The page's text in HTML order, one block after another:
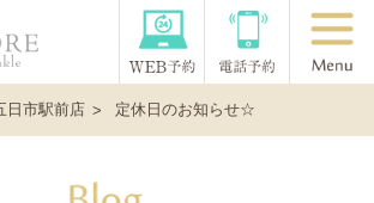
日市駅前店 定休日のお知らせ☆